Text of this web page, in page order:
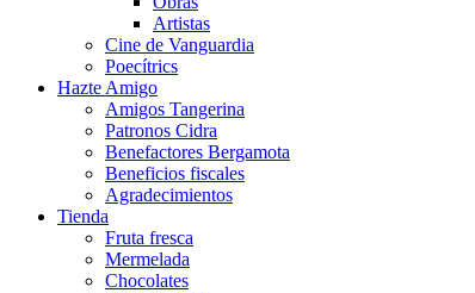
Artistas
Cine de Vanguardia
Poecítrics
Hazte Amigo
Amigos Tangerina
Patronos Cidra
Benefactores Bergamota
Beneficios fiscales
Agradecimientos
Tienda
Fruta fresca
Mermelada
Chocolates